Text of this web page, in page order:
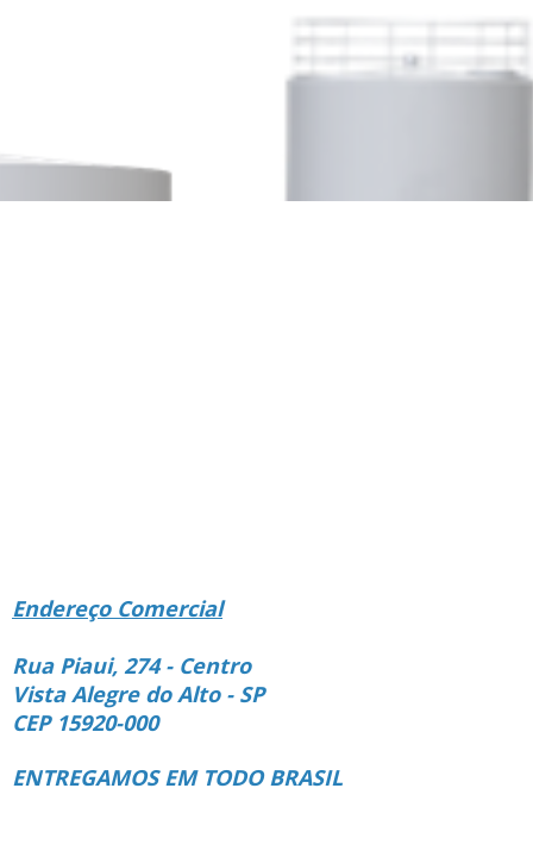
Endereço Comercial
Rua Piaui, 274 - Centro
Vista Alegre do Alto - SP
CEP 15920-000
ENTREGAMOS EM TODO BRASIL